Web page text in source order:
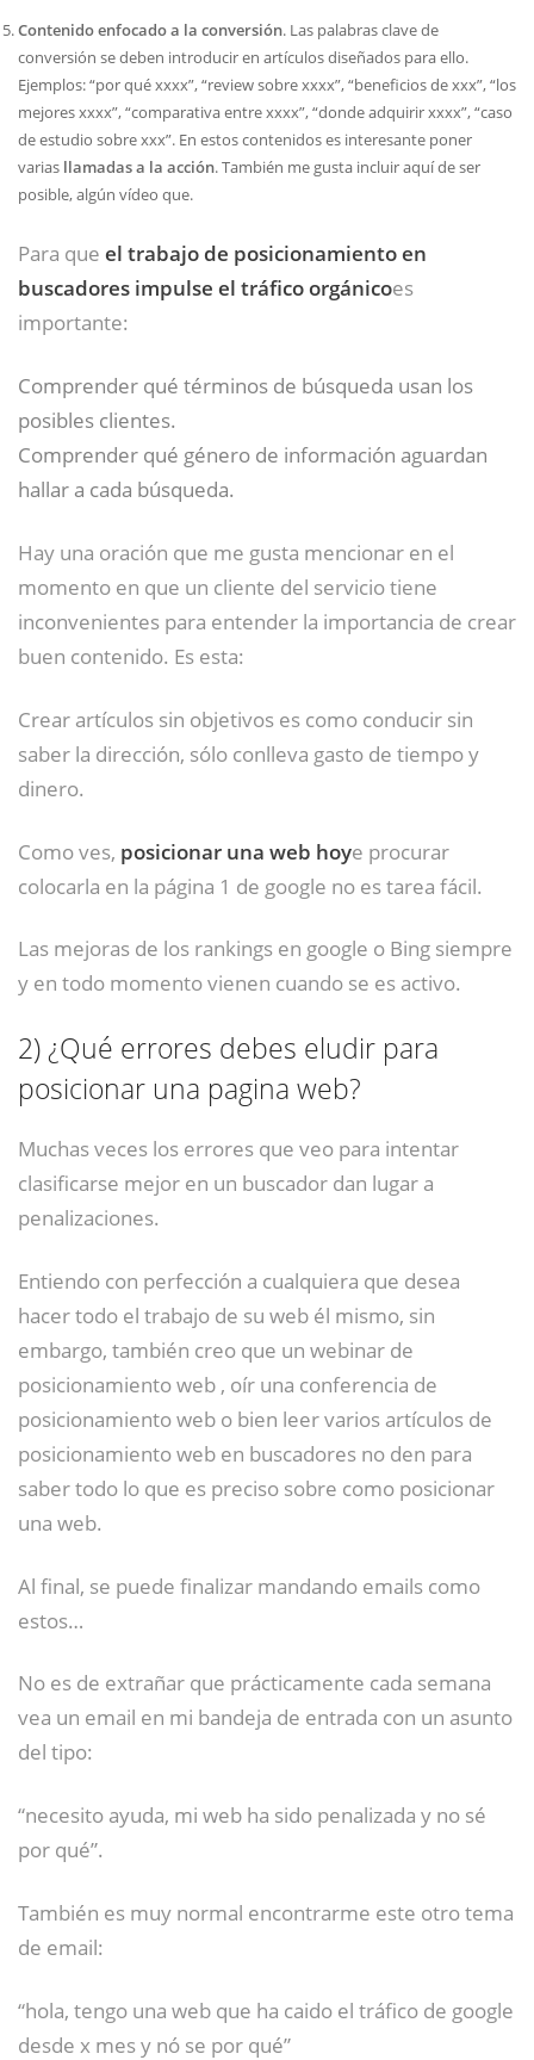
Contenido enfocado a la conversión. Las palabras clave de
conversión se deben introducir en artículos diseñados para ello.
Ejemplos: “por qué xxxx”, “review sobre xxxx”, “beneficios de xxx”, “los
mejores xxxx”, “comparativa entre xxxx”, “donde adquirir xxxx”, “caso
de estudio sobre xxx”. En estos contenidos es interesante poner
varias llamadas a la acción. También me gusta incluir aquí de ser
posible, algún vídeo que.
Para que el trabajo de posicionamiento en
buscadores impulse el tráfico orgánicoes
importante:
Comprender qué términos de búsqueda usan los
posibles clientes.
Comprender qué género de información aguardan
hallar a cada búsqueda.
Hay una oración que me gusta mencionar en el
momento en que un cliente del servicio tiene
inconvenientes para entender la importancia de crear
buen contenido. Es esta:
Crear artículos sin objetivos es como conducir sin
saber la dirección, sólo conlleva gasto de tiempo y
dinero.
Como ves, posicionar una web hoye procurar
colocarla en la página 1 de google no es tarea fácil.
Las mejoras de los rankings en google o Bing siempre
y en todo momento vienen cuando se es activo.
2)¿Qué errores debes eludir para
posicionar una pagina web?
Muchas veces los errores que veo para intentar
clasificarse mejor en un buscador dan lugar a
penalizaciones.
Entiendo con perfección a cualquiera que desea
hacer todo el trabajo de su web él mismo, sin
embargo, también creo que un webinar de
posicionamiento web , oír una conferencia de
posicionamiento web o bien leer varios artículos de
posicionamiento web en buscadores no den para
saber todo lo que es preciso sobre como posicionar
una web.
Al final, se puede finalizar mandando emails como
estos…
No es de extrañar que prácticamente cada semana
vea un email en mi bandeja de entrada con un asunto
del tipo:
“necesito ayuda, mi web ha sido penalizada y no sé
por qué”.
También es muy normal encontrarme este otro tema
de email:
“hola, tengo una web que ha caido el tráfico de google
desde x mes y nó se por qué”